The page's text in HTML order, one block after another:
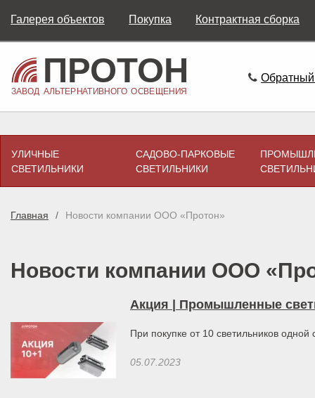
Галерея объектов Покупка Контрактная сборка
Обратный
УЛИЧНЫЕ
СВЕТИЛЬНИКИ
САДОВО-ПАРКОВЫЕ
СВЕТИЛЬНИКИ
Главная Новости компании ООО «Протон»
Новости компании ООО
Акция | Промышленные
При покупке от 10 светильников
05.07.2023